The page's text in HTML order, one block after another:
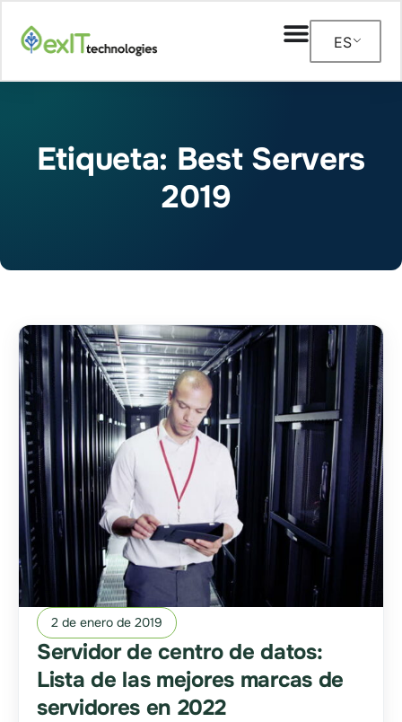
ES
Etiqueta: Best Servers
2019
2 de enero de 2019
Servidor de centro de datos:
Lista de las mejores marcas de
servidores en 2022